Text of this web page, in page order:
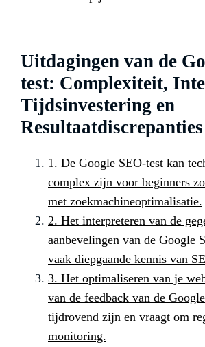
Uitdagingen van de
test: Complexiteit,
Tijdsinvestering en
Resultaatdiscrepanties
1. De Google SEO-test kan
complex zijn voor beginners
met zoekmachineoptimalisatie.
2. Het interpreteren van de
aanbevelingen van de Google
vaak diepgaande kennis van
3. Het optimaliseren van je
van de feedback van de
tijdrovend zijn en vraagt om
monitoring.